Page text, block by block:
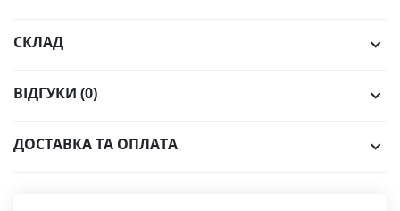
СКЛАД
ВІДГУКИ (0)
ДОСТАВКА ТА ОПЛАТА